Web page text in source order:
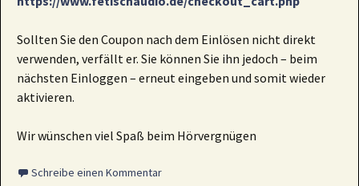
Sollten Sie den Coupon nach dem Einlösen nicht direkt
verwenden, verfällt er. Sie können Sie ihn jedoch – beim
nächsten Einloggen – erneut eingeben und somit wieder
aktivieren.
Wir wünschen viel Spaß beim Hörvergnügen
Schreibe einen Kommentar